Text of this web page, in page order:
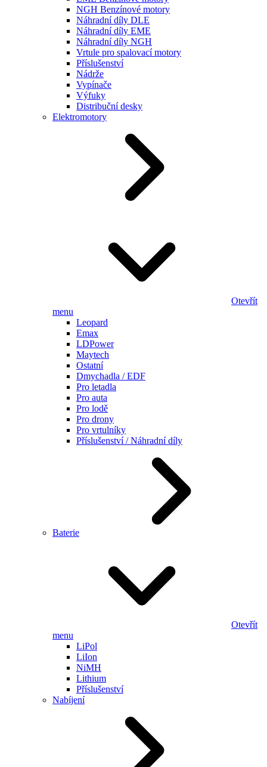
NGH Benzínové motory
Náhradní díly DLE
Náhradní díly EME
Náhradní díly NGH
Vrtule pro spalovací motory
Příslušenství
Nádrže
Vypínače
Výfuky
Distribuční desky
Elektromotory
Otevřít
menu
Leopard
Emax
LDPower
Maytech
Ostatní
Dmychadla / EDF
Pro letadla
Pro auta
Pro lodě
Pro drony
Pro vrtulníky
Příslušenství / Náhradní díly
Baterie
Otevřít
menu
LiPol
LiIon
NiMH
Lithium
Příslušenství
Nabíjení